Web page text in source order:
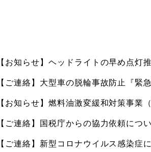
【お知らせ】 ヘッドライトの早め点灯
【ご連絡】 大型車の脱輪事故防止『緊
【お知らせ】 燃料油激変緩和対策事業
【ご連絡】 国税庁からの協力依頼につ
【ご連絡】 新型コロナウイルス感染症